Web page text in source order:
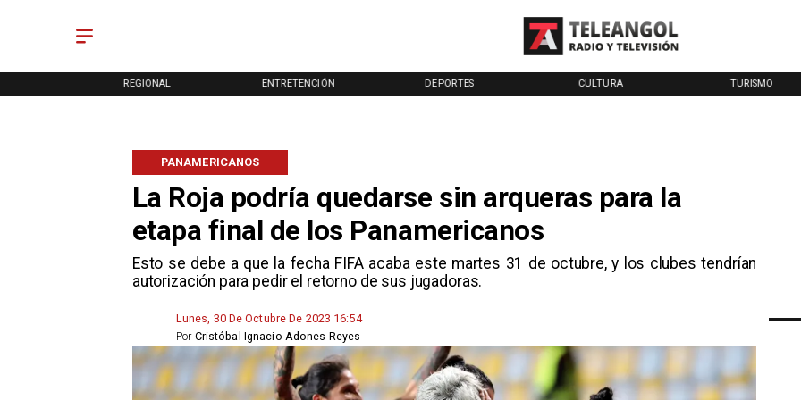
ENTRETENCIÓN DEPORTES CULTURA TURISMO TENDENCIAS
La Roja podría quedarse sin arqueras para la
etapa final de los Panamericanos
​Esto se debe a que la fecha FIFA acaba este martes 31 de octubre, y los clubes tendrían
autorización para pedir el retorno de sus jugadoras.
PANAMERICANOS
Lunes, 30 De Octubre De 2023 16:54
Cristóbal Ignacio Adones Reyes
Por